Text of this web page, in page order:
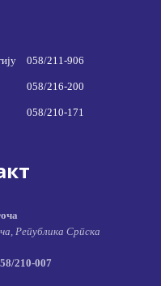
058/211-906
058/216-200
058/210-171
Република Српска
210-007